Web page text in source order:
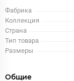
Фабрика
Коллекция
Страна
Тип товара
Размеры
Общие